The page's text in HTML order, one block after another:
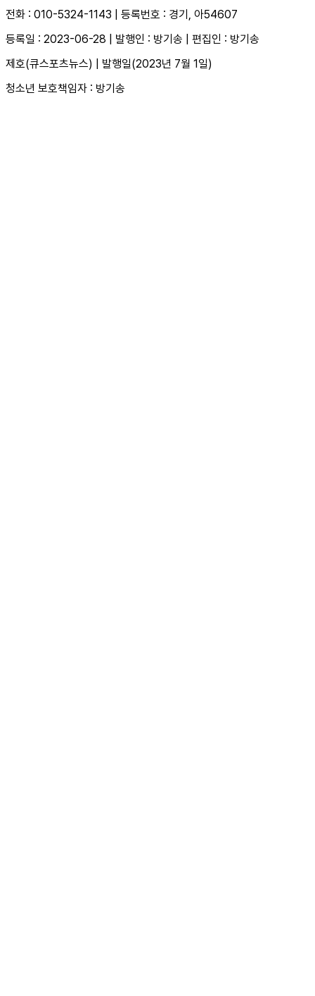
전화 : 010-5324-1143 | 등록번호 : 경기, 아54607
등록일 : 2023-06-28 | 발행인 : 방기송 | 편집인 : 방기송
제호(큐스포츠뉴스) | 발행일(2023년 7월 1일)
청소년 보호책임자 : 방기송